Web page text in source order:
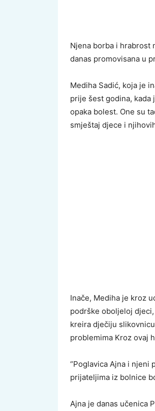
Njena borba i hrabrost
danas promovisana u
Mediha Sadić, koja je
prije šest godina, kada
opaka bolest. One su
smještaj djece i
Inače, Mediha je kroz
podrške oboljeloj
kreira dječiju
problemima Kroz ovaj
“Poglavica Ajna i njeni
prijateljima iz bolnice
Ajna je danas učenica